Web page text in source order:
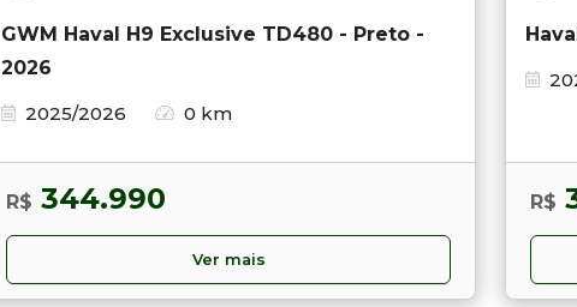
GWM Haval H9 Exclusive TD480 - Preto -
2026
2025/2026
0 km
R$ 344.990
Ver mais
R$